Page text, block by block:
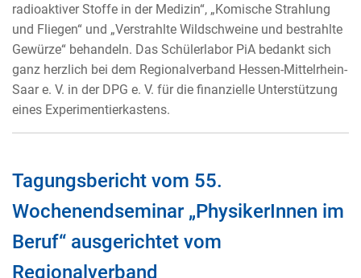
radioaktiver Stoffe in der Medizin“, „Komische Strahlung
und Fliegen“ und „Verstrahlte Wildschweine und bestrahlte
Gewürze“ behandeln. Das Schülerlabor PiA bedankt sich
ganz herzlich bei dem Regionalverband Hessen-Mittelrhein-
Saar e. V. in der DPG e. V. für die finanzielle Unterstützung
eines Experimentierkastens.
Tagungsbericht vom 55.
Wochenendseminar „PhysikerInnen im
Beruf“ ausgerichtet vom
Regionalverband